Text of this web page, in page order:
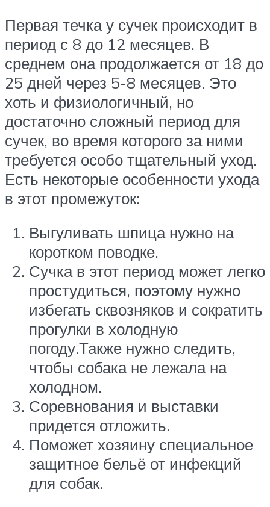
Первая течка у сучек происходит в
период с 8 до 12 месяцев. В
среднем она продолжается от 18 до
25 дней через 5-8 месяцев. Это
хоть и физиологичный, но
достаточно сложный период для
сучек, во время которого за ними
требуется особо тщательный уход.
Есть некоторые особенности ухода
в этот промежуток:
Выгуливать шпица нужно на
коротком поводке.
Сучка в этот период может легко
простудиться, поэтому нужно
избегать сквозняков и сократить
прогулки в холодную
погоду.Также нужно следить,
чтобы собака не лежала на
холодном.
Соревнования и выставки
придется отложить.
Поможет хозяину специальное
защитное бельё от инфекций
для собак.